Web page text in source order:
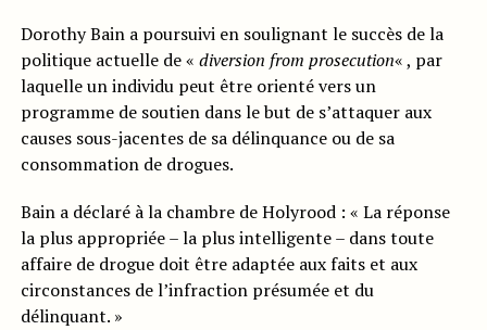
Dorothy Bain a poursuivi en soulignant le succès de la
politique actuelle de « diversion from prosecution« , par
laquelle un individu peut être orienté vers un
programme de soutien dans le but de s’attaquer aux
causes sous-jacentes de sa délinquance ou de sa
consommation de drogues.
Bain a déclaré à la chambre de Holyrood : « La réponse
la plus appropriée – la plus intelligente – dans toute
affaire de drogue doit être adaptée aux faits et aux
circonstances de l’infraction présumée et du
délinquant. »